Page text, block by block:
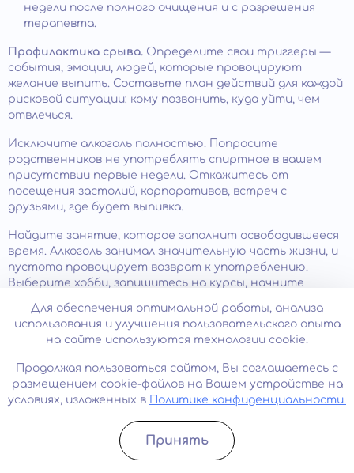
недели после полного очищения и с разрешения
терапевта.
Профилактика срыва. Определите свои триггеры —
события, эмоции, людей, которые провоцируют
желание выпить. Составьте план действий для каждой
рисковой ситуации: кому позвонить, куда уйти, чем
отвлечься.
Исключите алкоголь полностью. Попросите
родственников не употреблять спиртное в вашем
присутствии первые недели. Откажитесь от
посещения застолий, корпоративов, встреч с
друзьями, где будет выпивка.
Найдите занятие, которое заполнит освободившееся
время. Алкоголь занимал значительную часть жизни, и
пустота провоцирует возврат к употреблению.
Выберите хобби, запишитесь на курсы, начните
творчество, волонтерство помогают переключить
фокус внимания и получать удовольствие без
химической стимуляции.
Дальнейшее лечение алкогольной зависимости .
Детоксикация решает физическую проблему
интоксикации, но не устраняет психологическую
зависимость. Без комплексноголечения алкоголизма
риск срыва в течение трех месяцев превышает 80%.
Обратитесь к нам для подбора противорецидивной
Записатьcя
Для обеспечения оптимальной работы, анализа
использования и улучшения пользовательского опыта
на сайте используются технологии cookie.
Продолжая пользоваться сайтом, Вы соглашаетесь с
размещением cookie-файлов на Вашем устройстве на
условиях, изложенных в
Политике конфиденциальности.
Принять